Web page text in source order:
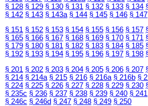
§ 128 § 129 § 130 § 131 § 132 § 133 § 134
§ 142 § 143 § 143a § 144 § 145 § 146 § 147
§ 151 § 152 § 153 § 154 § 155 § 156 § 157
§ 165 § 166 § 167 § 168 § 169 § 170 § 171
§ 179 § 180 § 181 § 182 § 183 § 184 § 185
§ 192 § 193 § 194 § 195 § 196 § 197 § 198
§ 201 § 202 § 203 § 204 § 205 § 206 § 207
§ 214 § 214a § 215 § 216 § 216a § 216b §
§ 224 § 225 § 226 § 227 § 228 § 229 § 230
§ 235c § 236 § 237 § 238 § 239 § 240 § 241
§ 246c § 246d § 247 § 248 § 249 § 250